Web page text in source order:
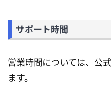
サポート時間
営業時間については、公
ます。